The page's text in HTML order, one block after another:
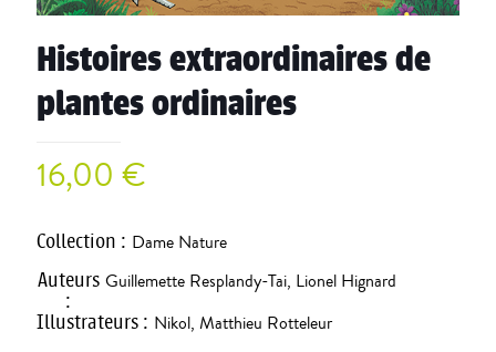
Histoires extraordinaires de
plantes ordinaires
16,00 €
Collection : Dame Nature
Auteurs
:
Guillemette Resplandy-Tai, Lionel Hignard
Illustrateurs : Nikol, Matthieu Rotteleur